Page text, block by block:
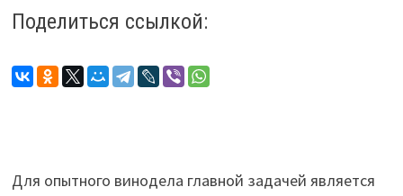
Поделиться ссылкой:
Для опытного винодела главной задачей является